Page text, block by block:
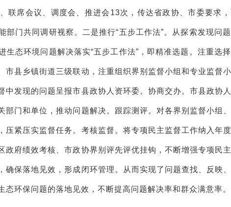
联席会议、调度会、推进会13次，传达省政协、市委要求
部门共同调研视察。二是推行“五步工作法”。从探索发现问
生态环境问题解决落实“五步工作法”，即精准选题。注重选
市县乡镇街道三级联动，注重组织界别监督小组和专业监督
中发现的问题呈报市县政协人资环委。协商交办。市县政协
部门和单位，推动问题解决。跟踪测评。对各界别监督小组
压紧压实监督任务。考核监督。将专项民主监督工作纳入年
政府绩效考核、市政协界别评先评优挂钩，不断增强专项民
确保落地见效，形成闭环管理。从而实现了问题查找、反映
环保问题的落地见效，不断提高问题解决率和群众满意率。